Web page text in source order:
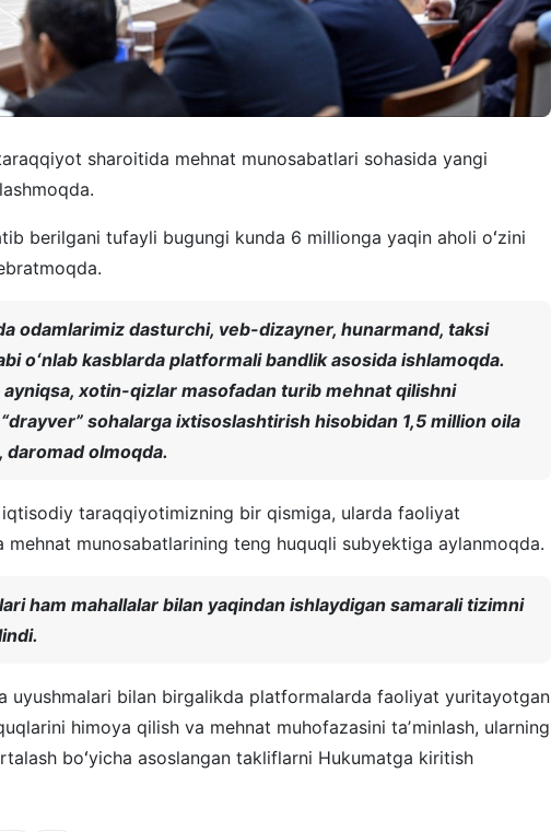
sharoitida mehnat munosabatlari sohasida yangi
berilgani tufayli bugungi kunda 6 millionga yaqin aholi oʻzini
odamlarimiz dasturchi, veb-dizayner, hunarmand, taksi
oʻnlab kasblarda platformali bandlik asosida ishlamoqda.
ayniqsa, xotin-qizlar masofadan turib mehnat qilishni
sohalarga ixtisoslashtirish hisobidan 1,5 million oila
daromad olmoqda.
iqtisodiy taraqqiyotimizning bir qismiga, ularda faoliyat
munosabatlarining teng huquqli subyektiga aylanmoqda.
ham mahallalar bilan yaqindan ishlaydigan samarali tizimni
uyushmalari bilan birgalikda platformalarda faoliyat yuritayotgan
himoya qilish va mehnat muhofazasini taʼminlash, ularning
boʻyicha asoslangan takliflarni Hukumatga kiritish